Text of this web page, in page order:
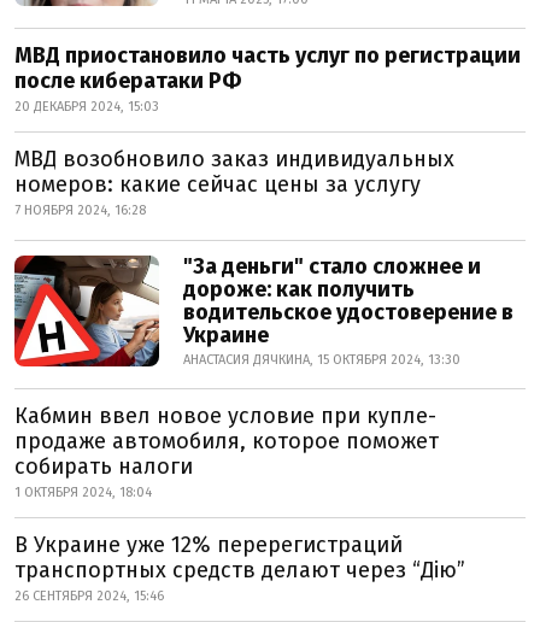
МВД приостановило часть услуг по регистрации
после кибератаки РФ
20 ДЕКАБРЯ 2024, 15:03
МВД возобновило заказ индивидуальных
номеров: какие сейчас цены за услугу
7 НОЯБРЯ 2024, 16:28
"За деньги" стало сложнее и
дороже: как получить
водительское удостоверение в
Украине
АНАСТАСИЯ ДЯЧКИНА, 15 ОКТЯБРЯ 2024, 13:30
Кабмин ввел новое условие при купле-
продаже автомобиля, которое поможет
собирать налоги
1 ОКТЯБРЯ 2024, 18:04
В Украине уже 12% перерегистраций
транспортных средств делают через “Дію”
26 СЕНТЯБРЯ 2024, 15:46